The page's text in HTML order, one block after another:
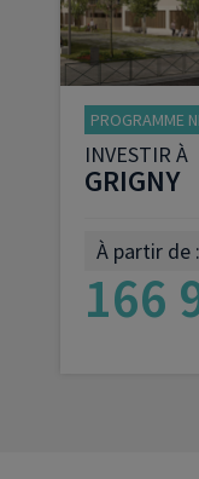
PROGRAMME
INVESTIR À
GRIGNY
À partir de :
166